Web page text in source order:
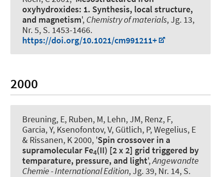
oxyhydroxides: 1. Synthesis, local structure,
and magnetism', Chemistry of materials, Jg. 13,
Nr. 5, S. 1453-1466.
https://doi.org/10.1021/cm991211+
2000
Breuning, E, Ruben, M, Lehn, JM, Renz, F,
Garcia, Y, Ksenofontov, V, Gütlich, P, Wegelius, E
& Rissanen, K 2000, 'Spin crossover in a
supramolecular Fe4(II) [2 x 2] grid triggered by
temparature, pressure, and light',Angewandte
Chemie - International Edition, Jg. 39, Nr. 14, S.